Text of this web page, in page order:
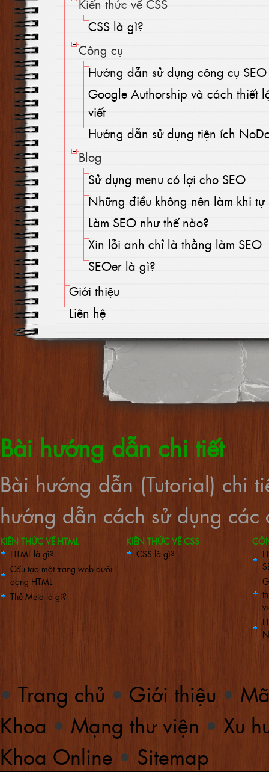
Kiến thức về CSS
CSS là gì?
Công cụ
Hướng dẫn sử dụng công cụ
Google Authorship và cách thiết
viết
Hướng dẫn sử dụng tiện ích
Blog
Sử dụng menu có lợi cho SEO
Những điều không nên làm khi tự
Làm SEO như thế nào?
Xin lỗi anh chỉ là thằng làm SEO
SEOer là gì?
Giới thiệu
Liên hệ
Bài hướng dẫn chi tiết
Bài hướng dẫn (Tutorial) chi
hướng dẫn cách sử dụng các
KIẾN THỨC VỀ HTML
HTML là gì?
Cấu tạo một trang web dưới
dạng HTML
Thẻ Meta là gì?
KIẾN THỨC VỀ CSS
CSS là gì?
• Trang chủ • Giới thiệu •
Khoa • Mạng thư viện • Xu
Khoa Online • Sitemap